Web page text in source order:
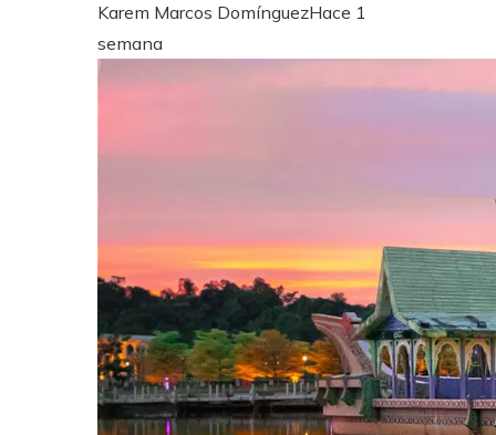
Karem Marcos DomínguezHace 1
semana